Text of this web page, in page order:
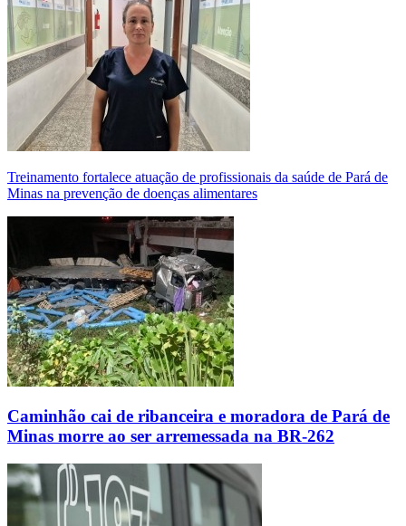
Treinamento fortalece atuação de profissionais da saúde de Pará de
Minas na prevenção de doenças alimentares
Caminhão cai de ribanceira e moradora de Pará de
Minas morre ao ser arremessada na BR-262